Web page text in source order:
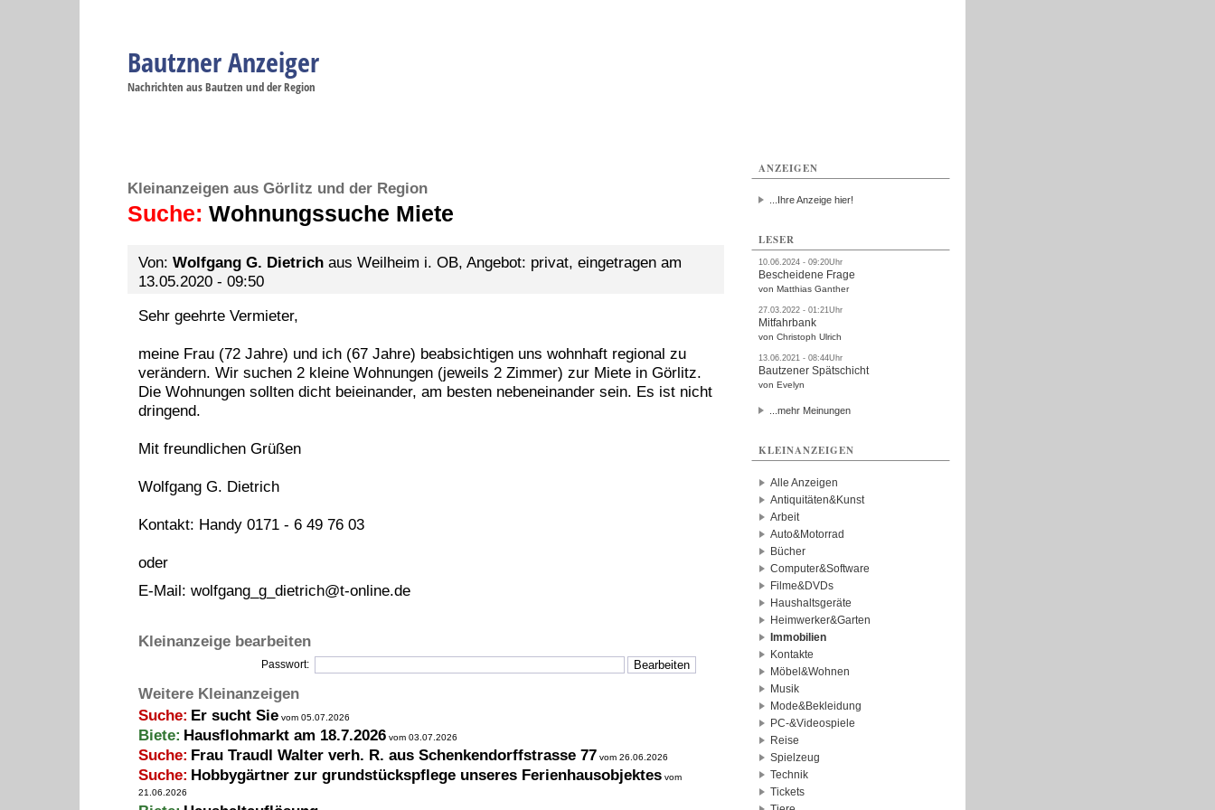
Bautzner Anzeiger
Nachrichten aus Bautzen und der Region
Kleinanzeigen aus Görlitz und der Region
Suche: Wohnungssuche Miete
Von: Wolfgang G. Dietrichaus Weilheim i. OB, Angebot: privat, eingetragen am
13.05.2020 - 09:50
Sehr geehrte Vermieter,
meine Frau (72 Jahre) und ich (67 Jahre) beabsichtigen uns wohnhaft regional zu
verändern. Wir suchen 2 kleine Wohnungen (jeweils 2 Zimmer) zur Miete in Görlitz.
Die Wohnungen sollten dicht beieinander, am besten nebeneinander sein. Es ist nicht
dringend.
Mit freundlichen Grüßen
Wolfgang G. Dietrich
Kontakt: Handy 0171 - 6 49 76 03
oder
E-Mail: wolfgang_g_dietrich@t-online.de
Kleinanzeige bearbeiten
Passwort:
Weitere Kleinanzeigen
Suche: Er sucht Sie vom 05.07.2026
Biete: Hausflohmarkt am 18.7.2026 vom 03.07.2026
Suche: Frau Traudl Walter verh. R. aus Schenkendorffstrasse 77 vom 26.06.2026
Suche: Hobbygärtner zur grundstückspflege unseres Ferienhausobjektes vom
21.06.2026
ANZEIGEN
...Ihre Anzeige hier!
LESER
10.06.2024 - 09:20Uhr
Bescheidene Frage
von Matthias Ganther
27.03.2022 - 01:21Uhr
Mitfahrbank
von Christoph Ulrich
13.06.2021 - 08:44Uhr
Bautzener Spätschicht
von Evelyn
...mehr Meinungen
KLEINANZEIGEN
Alle Anzeigen
Antiquitäten&Kunst
Arbeit
Auto&Motorrad
Bücher
Computer&Software
Filme&DVDs
Haushaltsgeräte
Heimwerker&Garten
Immobilien
Kontakte
Möbel&Wohnen
Musik
Mode&Bekleidung
PC-&Videospiele
Reise
Spielzeug
Technik
Tickets